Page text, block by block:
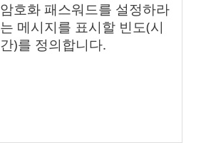
암호화 패스워드를 설정하라
는 메시지를 표시할 빈도(시
간)를 정의합니다.